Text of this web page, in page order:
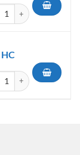
de Pack 2 Toner HP
de Toner HP